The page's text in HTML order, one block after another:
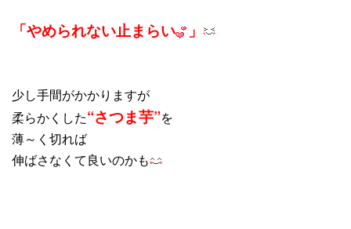
「やめられない止まらい 」
少し手間がかかりますが
柔らかくした“さつま芋”を
薄～く切れば
伸ばさなくて良いのかも